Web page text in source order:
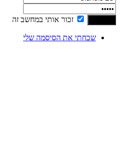
זכור אותי במחשב זה
שכחתי את הסיסמה שלי